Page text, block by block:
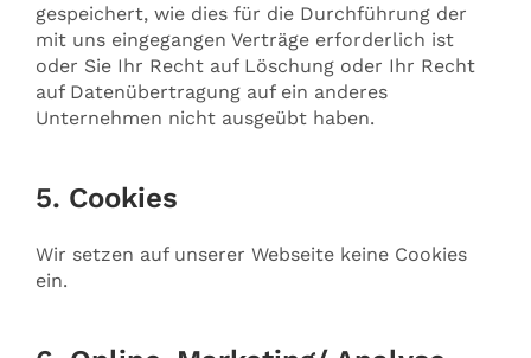
gespeichert, wie dies für die Durchführung der
mit uns eingegangen Verträge erforderlich ist
oder Sie Ihr Recht auf Löschung oder Ihr Recht
auf Datenübertragung auf ein anderes
Unternehmen nicht ausgeübt haben.
5. Cookies
Wir setzen auf unserer Webseite keine Cookies
ein.